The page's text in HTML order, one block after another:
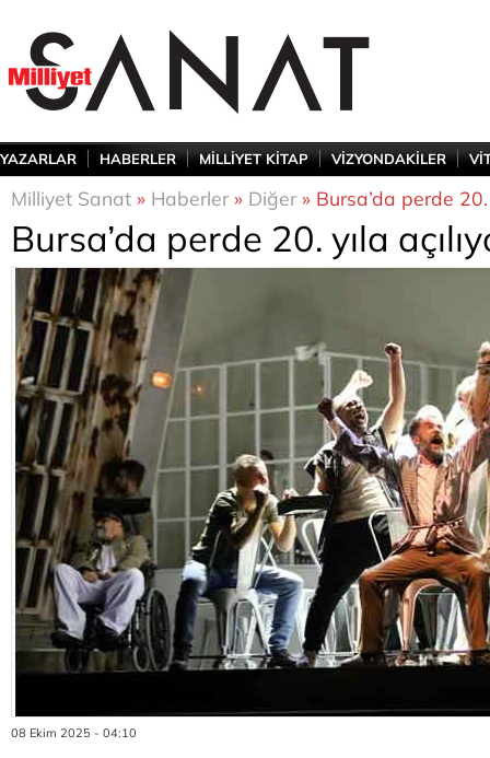
YAZARLAR HABERLER MİLLİYET KİTAP VİZYONDAKİLER
Milliyet Sanat » Haberler» Diğer» Bursa’da perde 20.
Bursa’da perde 20. yıla
08 Ekim 2025 - 04:10